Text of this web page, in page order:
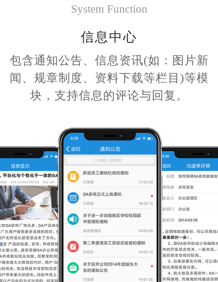
System Function
信息中心
包含通知公告、信息资讯(如：图片新
闻、规章制度、资料下载等栏目)等模
块，支持信息的评论与回复。